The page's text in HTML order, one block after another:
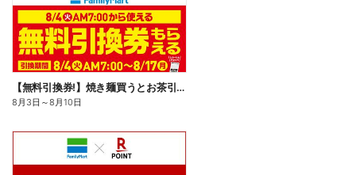
【無料引換券!】焼き麺買うとお茶引換券貰える!
8月3日 ～8月10日